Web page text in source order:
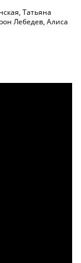
Татьяна
Лебедев, Алиса